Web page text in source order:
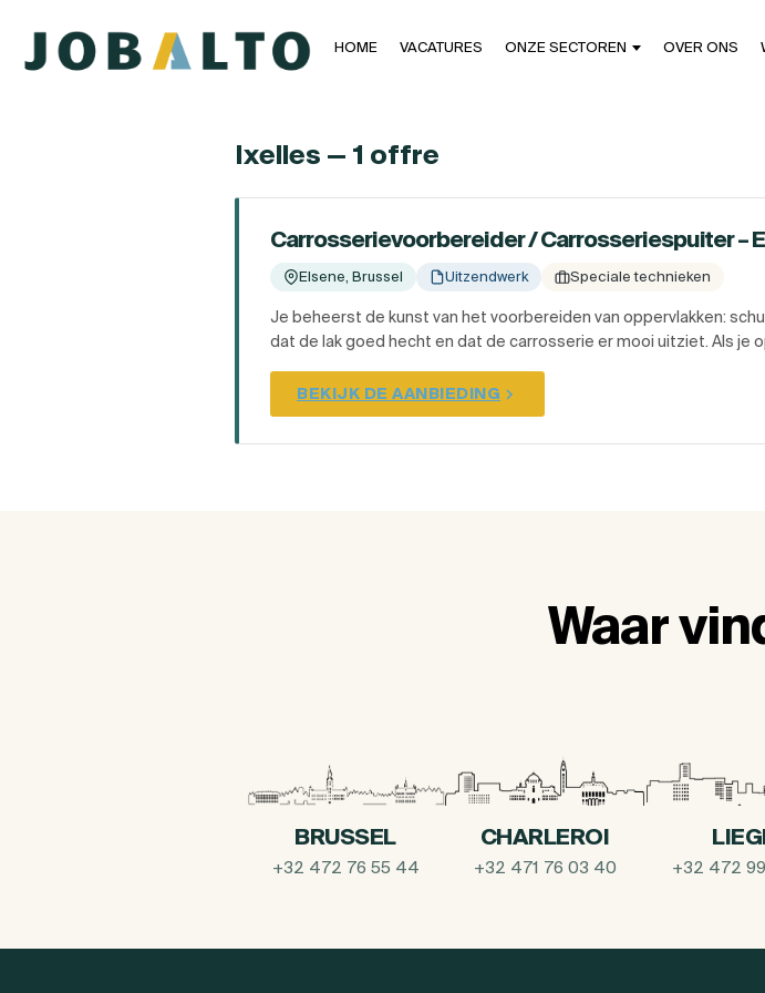
HOME VACATURES ONZE SECTOREN OVER ONS
Ixelles — 1 offre
Carrosserievoorbereider / Carrosseriespuiter –
Elsene, Brussel Uitzendwerk Speciale technieken
Je beheerst de kunst van het voorbereiden van oppervlakken:
dat de lak goed hecht en dat de carrosserie er mooi uitziet. Als je
BEKIJK DE AANBIEDING
Waar
BRUSSEL
+32 472 76 55 44
CHARLEROI
+32 471 76 03 40 +32 472